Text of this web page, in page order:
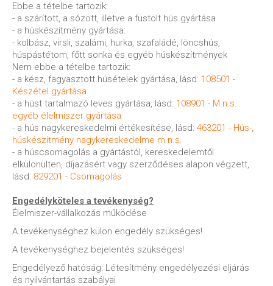
ENGEDÉLYKÖTELES
KAPCSOLAT
IRODÁK
Ebbe a tételbe tartozik:
- a szárított, a sózott, illetve a füstölt hús gyártása
- a húskészítmény gyártása:
- kolbász, virsli, szalámi, hurka, szafaládé, löncshús,
húspástétom, főtt sonka és egyéb húskészítmények
Nem ebbe a tételbe tartozik:
- a kész, fagyasztott húsételek gyártása, lásd: 108501 -
Készétel gyártása
- a húst tartalmazó leves gyártása, lásd: 108901 - M.n.s.
egyéb élelmiszer gyártása
- a hús nagykereskedelmi értékesítése, lásd: 463201 - Hús-,
húskészítmény nagykereskedelme m.n.s.
- a húscsomagolás a gyártástól, kereskedelemtől
elkülönülten, díjazásért vagy szerződéses alapon végzett,
lásd: 829201 - Csomagolás
Engedélyköteles a tevékenység?
Élelmiszer-vállalkozás működése
A tevékenységhez külön engedély szükséges!
A tevékenységhez bejelentés szükséges!
Engedélyező hatóság: Létesítmény engedélyezési eljárás
és nyilvántartás szabályai